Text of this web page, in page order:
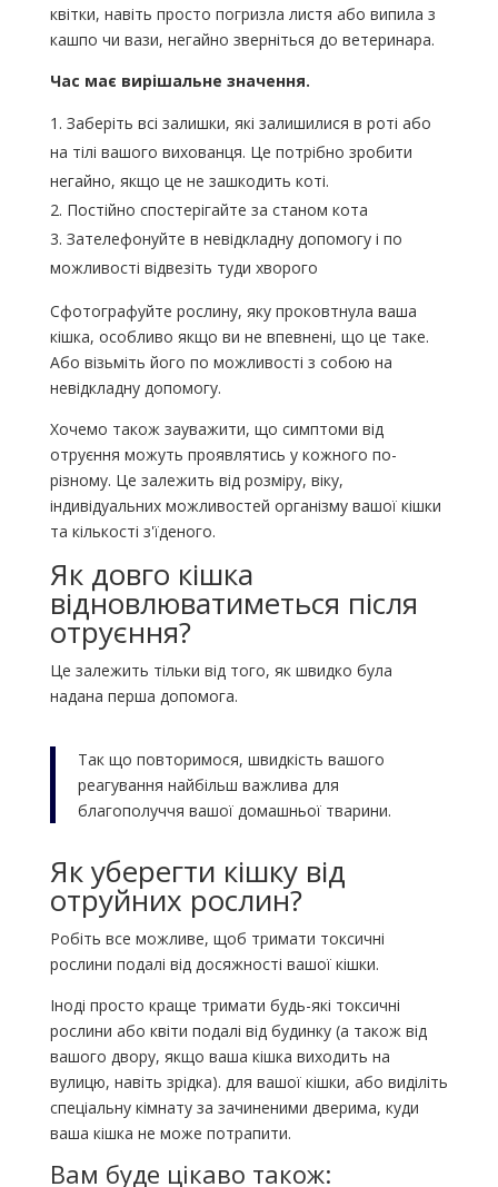
квітки, навіть просто погризла листя або випила з
кашпо чи вази, негайно зверніться до ветеринара.
Час має вирішальне значення.
Заберіть всі залишки, які залишилися в роті або
на тілі вашого вихованця. Це потрібно зробити
негайно, якщо це не зашкодить коті.
Постійно спостерігайте за станом кота
Зателефонуйте в невідкладну допомогу і по
можливості відвезіть туди хворого
Сфотографуйте рослину, яку проковтнула ваша
кішка, особливо якщо ви не впевнені, що це таке.
Або візьміть його по можливості з собою на
невідкладну допомогу.
Хочемо також зауважити, що симптоми від
отруєння можуть проявлятись у кожного по-
різному. Це залежить від розміру, віку,
індивідуальних можливостей організму вашої кішки
та кількості з'їденого.
Як довго кішка
відновлюватиметься після
отруєння?
Це залежить тільки від того, як швидко була
надана перша допомога.
Так що повторимося, швидкість вашого
реагування найбільш важлива для
благополуччя вашої домашньої тварини.
Як уберегти кішку від
отруйних рослин?
Робіть все можливе, щоб тримати токсичні
рослини подалі від досяжності вашої кішки.
Іноді просто краще тримати будь-які токсичні
рослини або квіти подалі від будинку (а також від
вашого двору, якщо ваша кішка виходить на
вулицю, навіть зрідка). для вашої кішки, або виділіть
спеціальну кімнату за зачиненими дверима, куди
ваша кішка не може потрапити.
Вам буде цікаво також: